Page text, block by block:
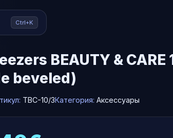
Ctrl+K
BEAUTY & CARE
beveled)
TBC-10/3Категория: Аксессуары